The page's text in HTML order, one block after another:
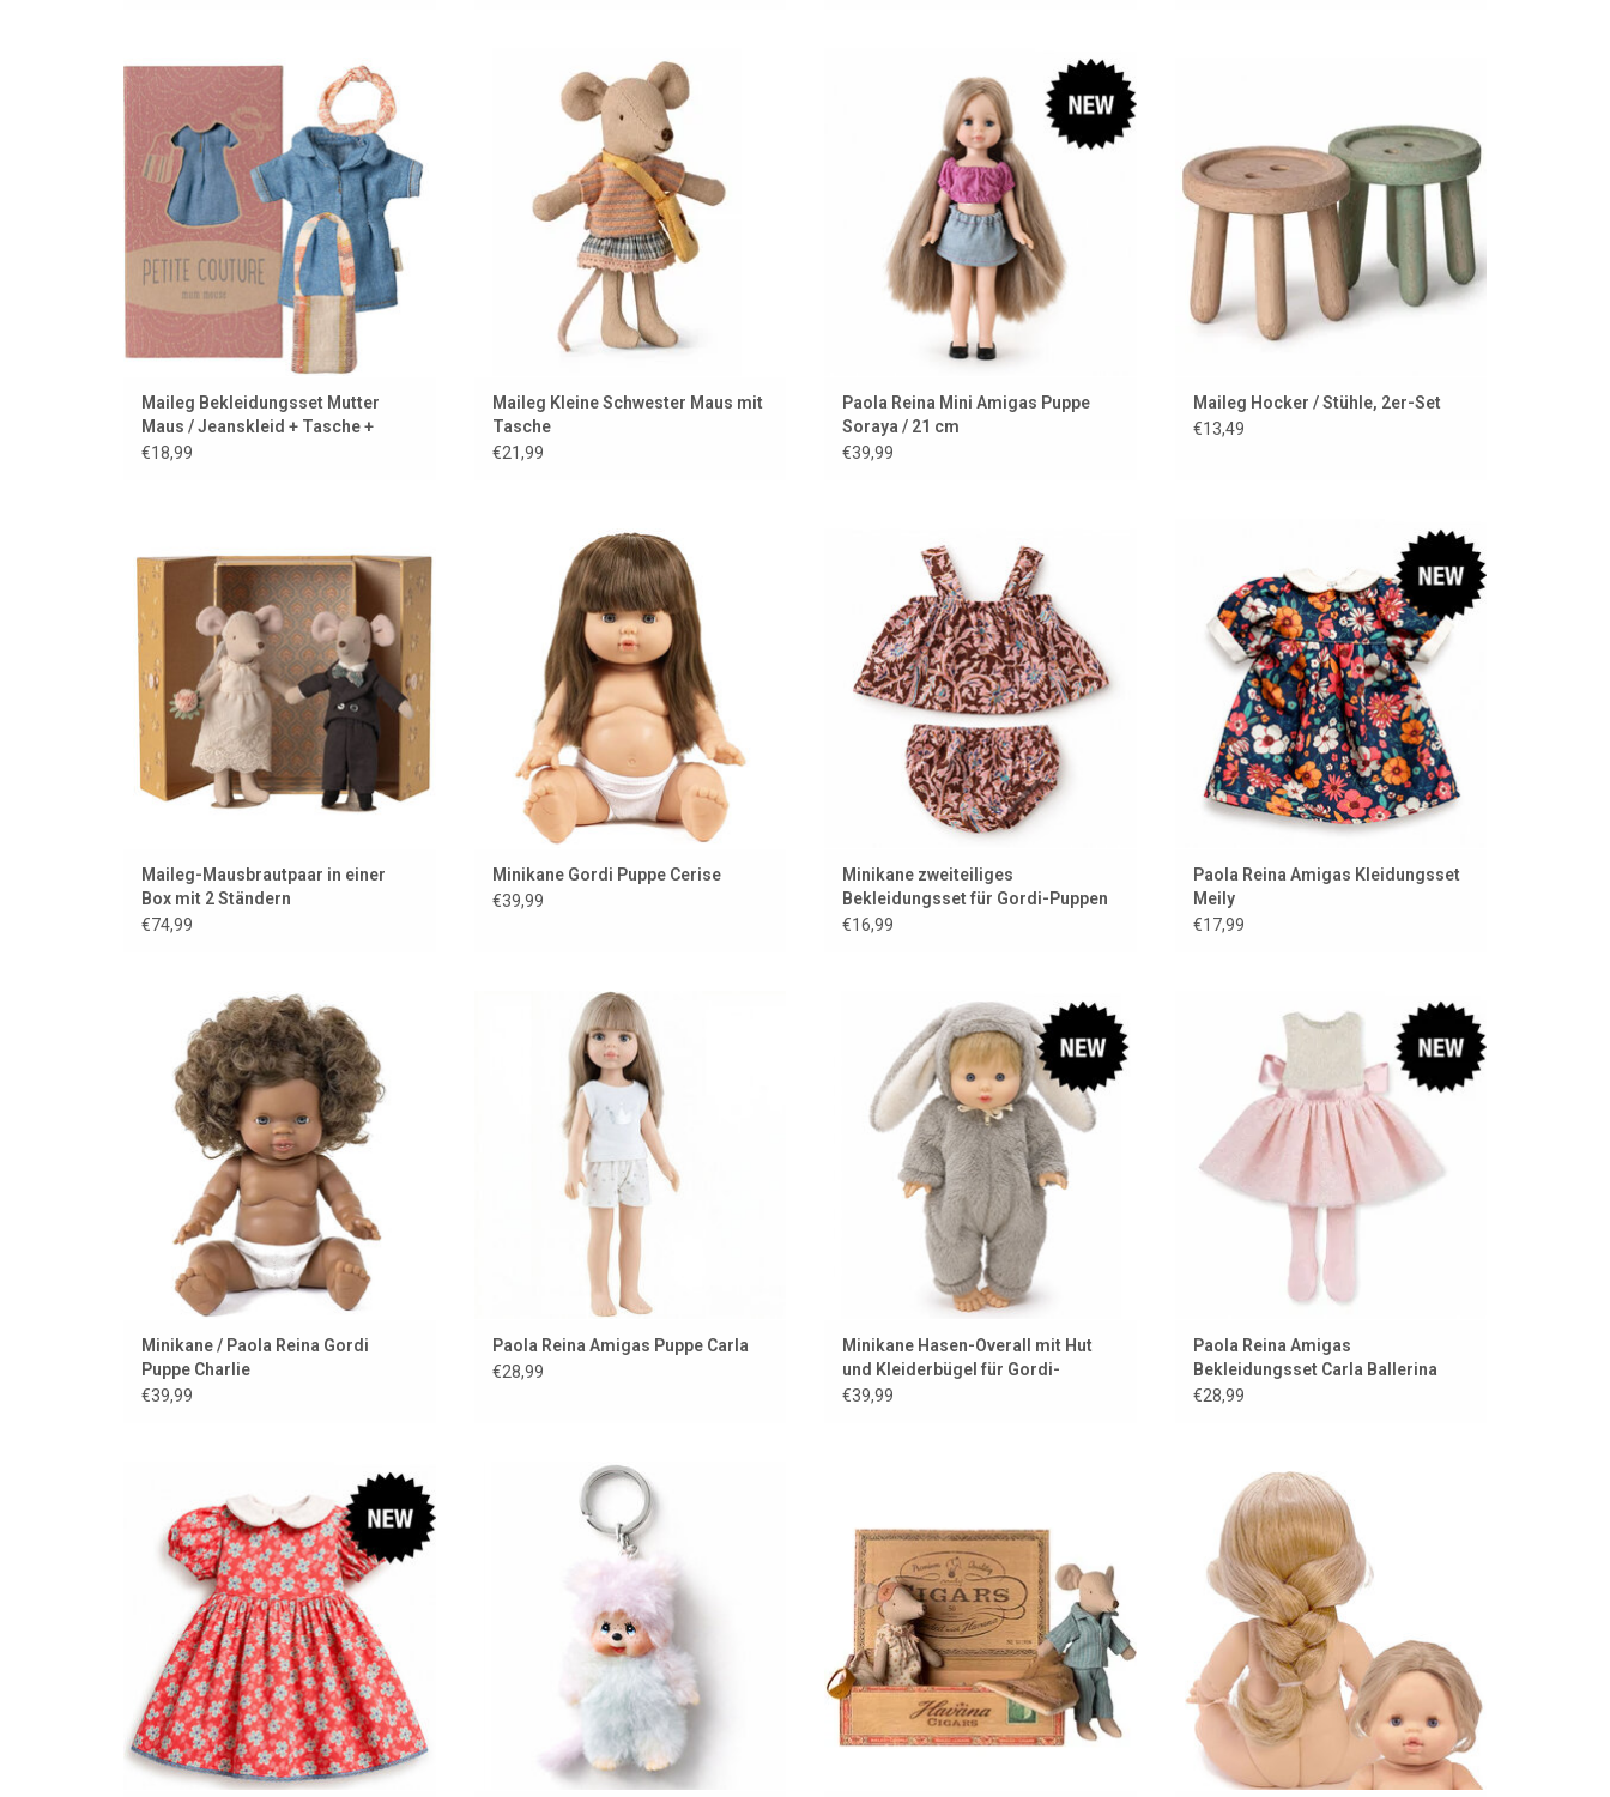
Mutter Maus von Maileg.
ZUM WARENKORB HINZUFÜGEN
Maileg Bekleidungsset Mutter
Maus / Jeanskleid + Tasche +
Stirnband
€18,99
Maileg Kleine Schwester Maus mit Tasche
ZUM WARENKORB HINZUFÜGEN
Maileg Kleine Schwester Maus mit
Tasche
€21,99
Soraya ist eine Mini-Amigas-Puppe, die
kleine Schwester der Amigas-Puppen.
ZUM WARENKORB HINZUFÜGEN
Paola Reina Mini Amigas Puppe
Soraya / 21 cm
€39,99
Maileg Hocker / Stühle, 2er-Set
€13,49
ZUM WARENKORB HINZUFÜGEN
Maileg-Mausbrautpaar in einer
Box mit 2 Ständern
€74,99
Cerise, eine Minikane Gordi Puppe mit
wunderschönem, langem Haar.
ZUM WARENKORB HINZUFÜGEN
Minikane Gordi Puppe Cerise
€39,99
Puppen der französischen Marke Minikane
ZUM WARENKORB HINZUFÜGEN
Minikane zweiteiliges
Bekleidungsset für Gordi-Puppen
€16,99
Kleidungsset für die Amigas-Puppen
ZUM WARENKORB HINZUFÜGEN
Paola Reina Amigas Kleidungsset
Meily
€17,99
Charlie ist eine Gordi-Puppe der
französischen Marke Minikane in
Zusammenarbeit mit Paola Reina.
ZUM WARENKORB HINZUFÜGEN
Minikane / Paola Reina Gordi
Puppe Charlie
€39,99
Amigas-Puppe Carla von Paola Reina
ZUM WARENKORB HINZUFÜGEN
Paola Reina Amigas Puppe Carla
€28,99
Hasenkostüm für Ihre Gordi-Puppe
ZUM WARENKORB HINZUFÜGEN
Minikane Hasen-Overall mit Hut
und Kleiderbügel für Gordi-
Puppen
€39,99
Kleidungsset für die Amigas-Puppen
ZUM WARENKORB HINZUFÜGEN
Paola Reina Amigas
Bekleidungsset Carla Ballerina
€28,99
Kleidungsset für die Amigas-Puppen
ZUM WARENKORB HINZUFÜGEN
Monchhichi Schlüsselanhänger
ZUM WARENKORB HINZUFÜGEN
ZUM WARENKORB HINZUFÜGEN
Minikane Gordi pop Aliénor
ZUM WARENKORB HINZUFÜGEN